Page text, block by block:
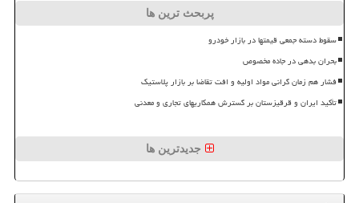
پربحث ترین ها
سقوط دسته جمعی قیمتها در بازار خودرو
بحران بدهی در جاده مخصوص
فشار هم زمان گرانی مواد اولیه و افت تقاضا بر بازار پلاستیک
تأکید ایران و قرقیزستان بر گسترش همکاریهای تجاری و معدنی
جدیدترین ها